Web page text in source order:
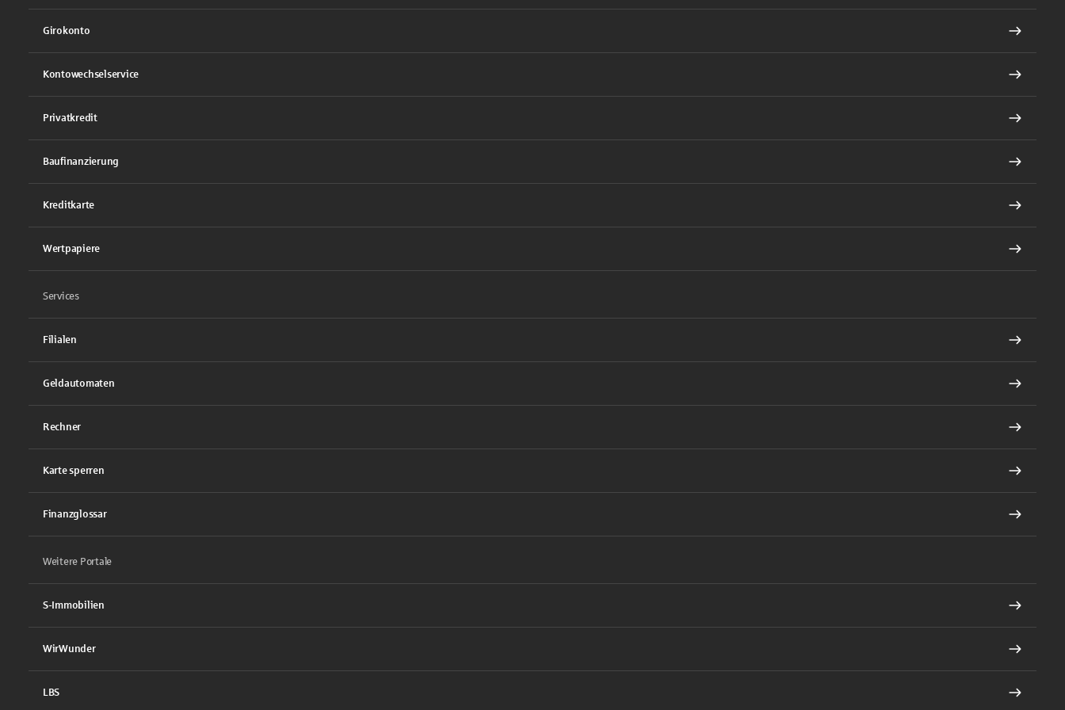
Girokonto
Kontowechselservice
Privatkredit
Baufinanzierung
Kreditkarte
Wertpapiere
Services
Filialen
Geldautomaten
Rechner
Karte sperren
Finanzglossar
Weitere Portale
S-Immobilien
WirWunder
LBS